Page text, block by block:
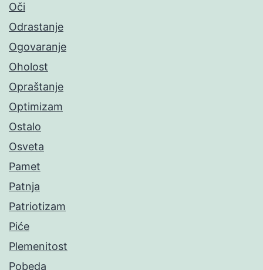
Oči
Odrastanje
Ogovaranje
Oholost
Opraštanje
Optimizam
Ostalo
Osveta
Pamet
Patnja
Patriotizam
Piće
Plemenitost
Pobeda